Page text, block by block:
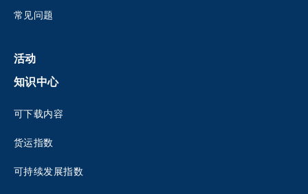
常见问题
活动
知识中心
可下载内容
货运指数
可持续发展指数